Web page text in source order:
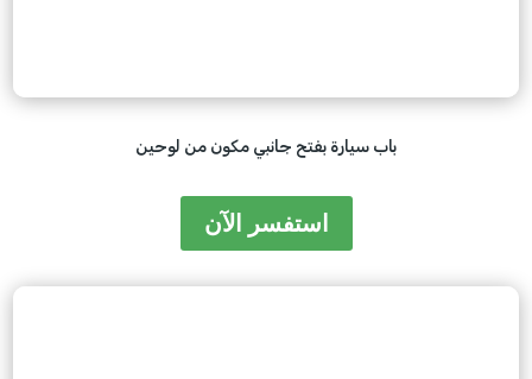
باب سيارة بفتح جانبي مكون من لوحين
استفسر الآن